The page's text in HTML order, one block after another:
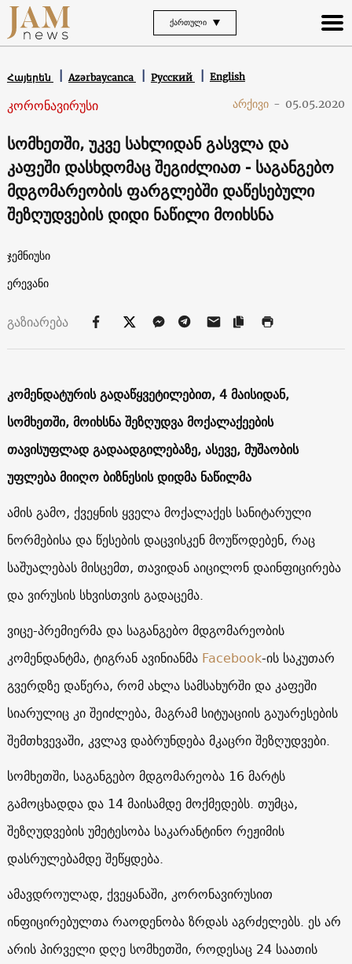
ᲥᲐᲠᲗᲣᲚᲘ
Հայերեն Azərbaycanca Русский English
კორონავირუსი არქივი - 05.05.2020
სომხეთში, უკვე სახლიდან გასვლა და
კაფეში დასხდომაც შეგიძლიათ - საგანგებო
მდგომარეობის ფარგლებში დაწესებული
შეზღუდვების დიდი ნაწილი მოიხსნა
ჯემნიუსი
ერევანი
გაზიარება
კომენდატურის გადაწყვეტილებით, 4 მაისიდან,
სომხეთში, მოიხსნა შეზღუდვა მოქალაქეების
თავისუფლად გადაადგილებაზე, ასევე, მუშაობის
უფლება მიიღო ბიზნესის დიდმა ნაწილმა
ამის გამო, ქვეყნის ყველა მოქალაქეს სანიტარული
ნორმებისა და წესების დაცვისკენ მოუწოდებენ, რაც
საშუალებას მისცემთ, თავიდან აიცილონ დაინფიცირება
და ვირუსის სხვისთვის გადაცემა.
ვიცე-პრემიერმა და საგანგებო მდგომარეობის
კომენდანტმა, ტიგრან ავინიანმა Facebook-ის საკუთარ
გვერდზე დაწერა, რომ ახლა სამსახურში და კაფეში
სიარულიც კი შეიძლება, მაგრამ სიტუაციის გაუარესების
შემთხვევაში, კვლავ დაბრუნდება მკაცრი შეზღუდვები.
სომხეთში, საგანგებო მდგომარეობა 16 მარტს
გამოცხადდა და 14 მაისამდე მოქმედებს. თუმცა,
შეზღუდვების უმეტესობა საკარანტინო რეჟიმის
დასრულებამდე შეწყდება.
ამავდროულად, ქვეყანაში, კორონავირუსით
ინფიცირებულთა რაოდენობა ზრდას აგრძელებს. ეს არ
არის პირველი დღე სომხეთში, როდესაც 24 საათის